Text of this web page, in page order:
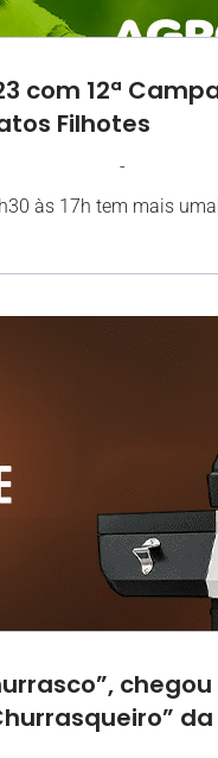
com 12ª
Filhotes
-
às 17h tem mais
chegou
da